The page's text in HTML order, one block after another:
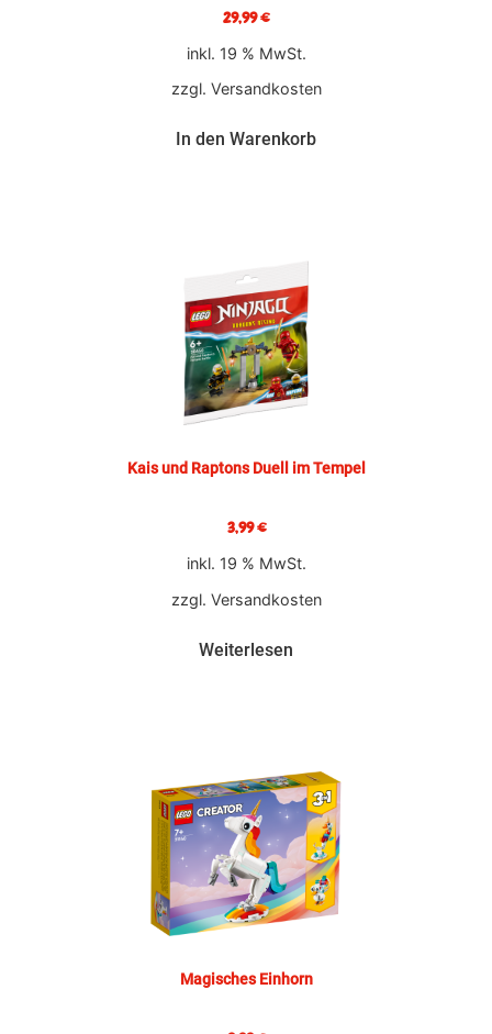
29,99€
inkl. 19 % MwSt.
zzgl. Versandkosten
In den Warenkorb
Kais und Raptons Duell im Tempel
3,99€
inkl. 19 % MwSt.
zzgl. Versandkosten
Weiterlesen
Magisches Einhorn